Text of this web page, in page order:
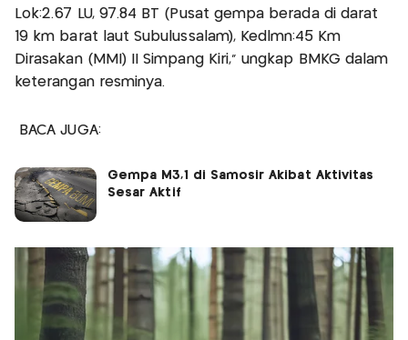
Lok:2.67 LU, 97.84 BT (Pusat gempa berada di darat
19 km barat laut Subulussalam), Kedlmn:45 Km
Dirasakan (MMI) II Simpang Kiri,” ungkap BMKG dalam
keterangan resminya.
BACA JUGA:
Gempa M3,1 di Samosir Akibat Aktivitas
Sesar Aktif